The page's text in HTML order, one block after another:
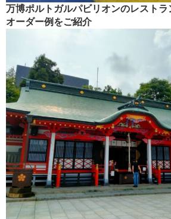
万博ポルトガルパビリオンのレスト
オーダー例をご紹介